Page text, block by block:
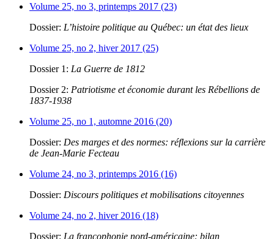
Volume 25, no 3, printemps 2017 (23)
Dossier: L’histoire politique au Québec: un état des lieux
Volume 25, no 2, hiver 2017 (25)
Dossier 1: La Guerre de 1812
Dossier 2: Patriotisme et économie durant les Rébellions de
1837-1938
Volume 25, no 1, automne 2016 (20)
Dossier: Des marges et des normes: réflexions sur la carrière
de Jean-Marie Fecteau
Volume 24, no 3, printemps 2016 (16)
Dossier: Discours politiques et mobilisations citoyennes
Volume 24, no 2, hiver 2016 (18)
Dossier: La francophonie nord-américaine: bilan